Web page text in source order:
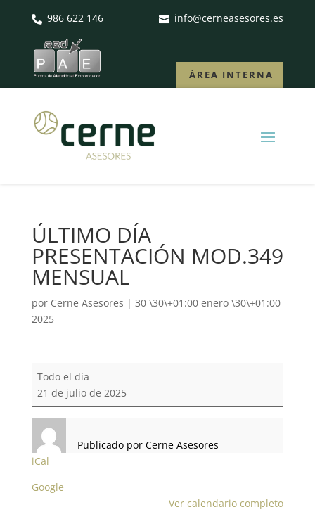
 986 622 146  info@cerneasesores.es
ÁREA INTERNA
ÚLTIMO DÍA
PRESENTACIÓN MOD.349
MENSUAL
por Cerne Asesores | 30 \30\+01:00 enero \30\+01:00
2025
ÚLTIMO
DÍA
PRESENTACIÓN
MOD.349
MENSUAL
Todo el día
21 de julio de 2025
Publicado por Cerne Asesores
iCal
Google
Ver calendario completo